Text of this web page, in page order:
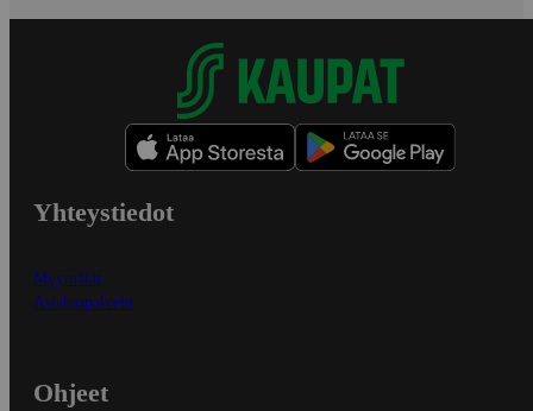
Yhteystiedot
Myymälät
Asiakaspalvelu
Ohjeet